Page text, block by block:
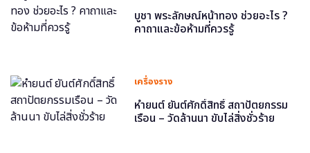
บูชา พระลักษณ์หน้าทอง ช่วยอะไร ?
คาถาและข้อห้ามที่ควรรู้
เครื่องราง
หำยนต์ ยันต์ศักดิ์สิทธิ์ สถาปัตยกรรม
เรือน – วัดล้านนา ขับไล่สิ่งชั่วร้าย